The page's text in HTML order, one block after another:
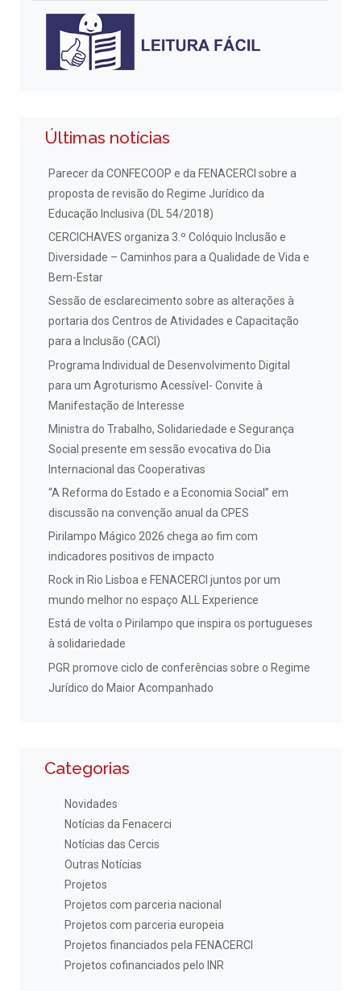
Últimas notícias
Parecer da CONFECOOP e da FENACERCI sobre a
proposta de revisão do Regime Jurídico da
Educação Inclusiva (DL 54/2018)
CERCICHAVES organiza 3.º Colóquio Inclusão e
Diversidade – Caminhos para a Qualidade de Vida e
Bem-Estar
Sessão de esclarecimento sobre as alterações à
portaria dos Centros de Atividades e Capacitação
para a Inclusão (CACI)
Programa Individual de Desenvolvimento Digital
para um Agroturismo Acessível- Convite à
Manifestação de Interesse
Ministra do Trabalho, Solidariedade e Segurança
Social presente em sessão evocativa do Dia
Internacional das Cooperativas
“A Reforma do Estado e a Economia Social” em
discussão na convenção anual da CPES
Pirilampo Mágico 2026 chega ao fim com
indicadores positivos de impacto
Rock in Rio Lisboa e FENACERCI juntos por um
mundo melhor no espaço ALL Experience
Está de volta o Pirilampo que inspira os portugueses
à solidariedade
PGR promove ciclo de conferências sobre o Regime
Jurídico do Maior Acompanhado
Categorias
Novidades
Notícias da Fenacerci
Notícias das Cercis
Outras Notícias
Projetos
Projetos com parceria nacional
Projetos com parceria europeia
Projetos financiados pela FENACERCI
Projetos cofinanciados pelo INR